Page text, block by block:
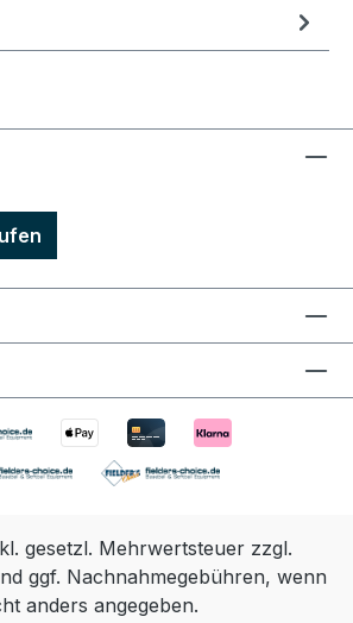
gesetzl. Mehrwertsteuer zzgl.
ggf. Nachnahmegebühren, wenn
anders angegeben.